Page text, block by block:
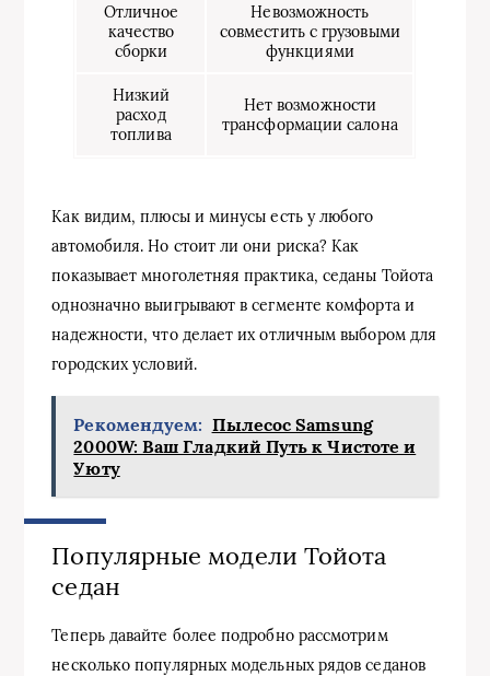
Отличное
качество
сборки
Невозможность
совместить с грузовыми
функциями
Низкий
расход
топлива
Нет возможности
трансформации салона
Как видим, плюсы и минусы есть у любого
автомобиля. Но стоит ли они риска? Как
показывает многолетняя практика, седаны Тойота
однозначно выигрывают в сегменте комфорта и
надежности, что делает их отличным выбором для
городских условий.
Рекомендуем: Пылесос Samsung
2000W: Ваш Гладкий Путь к Чистоте и
Уюту
Популярные модели Тойота
седан
Теперь давайте более подробно рассмотрим
несколько популярных модельных рядов седанов